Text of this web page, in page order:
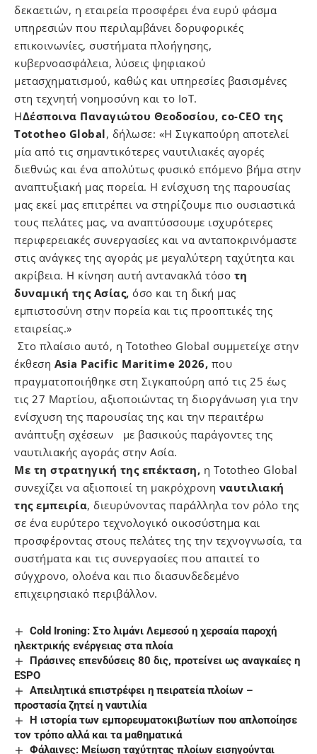
δεκαετιών, η εταιρεία προσφέρει ένα ευρύ φάσμα
υπηρεσιών που περιλαμβάνει δορυφορικές
επικοινωνίες, συστήματα πλοήγησης,
κυβερνοασφάλεια, λύσεις ψηφιακού
μετασχηματισμού, καθώς και υπηρεσίες βασισμένες
στη τεχνητή νοημοσύνη και το IoT.
ΗΔέσποινα Παναγιώτου Θεοδοσίου, co-CEO της
Tototheo Global, δήλωσε: «Η Σιγκαπούρη αποτελεί
μία από τις σημαντικότερες ναυτιλιακές αγορές
διεθνώς και ένα απολύτως φυσικό επόμενο βήμα στην
αναπτυξιακή μας πορεία. Η ενίσχυση της παρουσίας
μας εκεί μας επιτρέπει να στηρίζουμε πιο ουσιαστικά
τους πελάτες μας, να αναπτύσσουμε ισχυρότερες
περιφερειακές συνεργασίες και να ανταποκρινόμαστε
στις ανάγκες της αγοράς με μεγαλύτερη ταχύτητα και
ακρίβεια. Η κίνηση αυτή αντανακλά τόσο τη
δυναμική της Ασίας, όσο και τη δική μας
εμπιστοσύνη στην πορεία και τις προοπτικές της
εταιρείας.»
Στο πλαίσιο αυτό, η Tototheo Global συμμετείχε στην
έκθεση Asia Pacific Maritime 2026, που
πραγματοποιήθηκε στη Σιγκαπούρη από τις 25 έως
τις 27 Μαρτίου, αξιοποιώντας τη διοργάνωση για την
ενίσχυση της παρουσίας της και την περαιτέρω
ανάπτυξη σχέσεων με βασικούς παράγοντες της
ναυτιλιακής αγοράς στην Ασία.
Με τη στρατηγική της επέκταση, η Tototheo Global
συνεχίζει να αξιοποιεί τη μακρόχρονη ναυτιλιακή
της εμπειρία, διευρύνοντας παράλληλα τον ρόλο της
σε ένα ευρύτερο τεχνολογικό οικοσύστημα και
προσφέροντας στους πελάτες της την τεχνογνωσία, τα
συστήματα και τις συνεργασίες που απαιτεί το
σύγχρονο, ολοένα και πιο διασυνδεδεμένο
επιχειρησιακό περιβάλλον.
Cold Ironing: Στο λιμάνι Λεμεσού η χερσαία παροχή
ηλεκτρικής ενέργειας στα πλοία
Πράσινες επενδύσεις 80 δις, προτείνει ως αναγκαίες η
ESPO
Απειλητικά επιστρέφει η πειρατεία πλοίων –
προστασία ζητεί η ναυτιλία
Η ιστορία των εμπορευματοκιβωτίων που απλοποίησε
τον τρόπο αλλά και τα μαθηματικά
Φάλαινες: Μείωση ταχύτητας πλοίων εισηγούνται